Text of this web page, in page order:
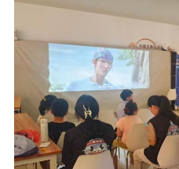
思想政治教育 爱国主
红色资
新
精品出版 全民